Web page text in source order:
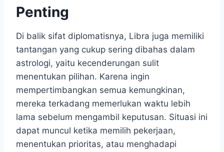
Penting
Di balik sifat diplomatisnya, Libra juga memiliki
tantangan yang cukup sering dibahas dalam
astrologi, yaitu kecenderungan sulit
menentukan pilihan. Karena ingin
mempertimbangkan semua kemungkinan,
mereka terkadang memerlukan waktu lebih
lama sebelum mengambil keputusan. Situasi ini
dapat muncul ketika memilih pekerjaan,
menentukan prioritas, atau menghadapi